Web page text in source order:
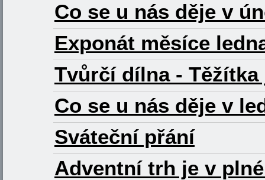
Co se u nás děje v
Exponát měsíce
Tvůrčí dílna - Těžítka
Co se u nás děje v
Sváteční přání
Adventní trh je v